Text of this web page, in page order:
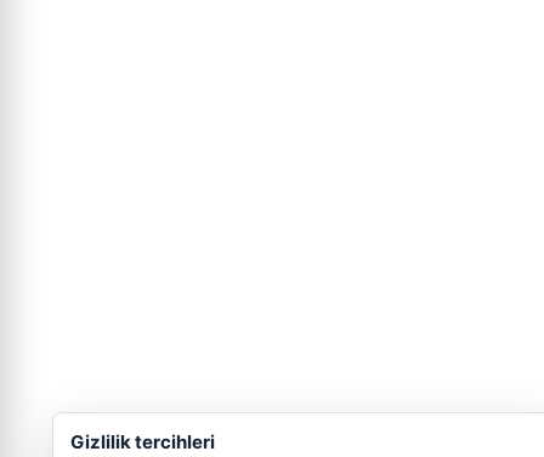
Gizlilik tercihleri